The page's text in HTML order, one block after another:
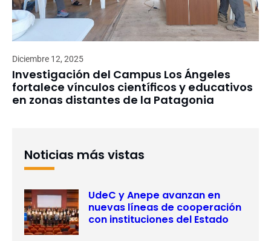
Diciembre 12, 2025
Investigación del Campus Los Ángeles
fortalece vínculos científicos y educativos
en zonas distantes de la Patagonia
Noticias más vistas
UdeC y Anepe avanzan en
nuevas líneas de cooperación
con instituciones del Estado